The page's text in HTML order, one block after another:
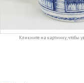
Кликните на картинку, чтобы